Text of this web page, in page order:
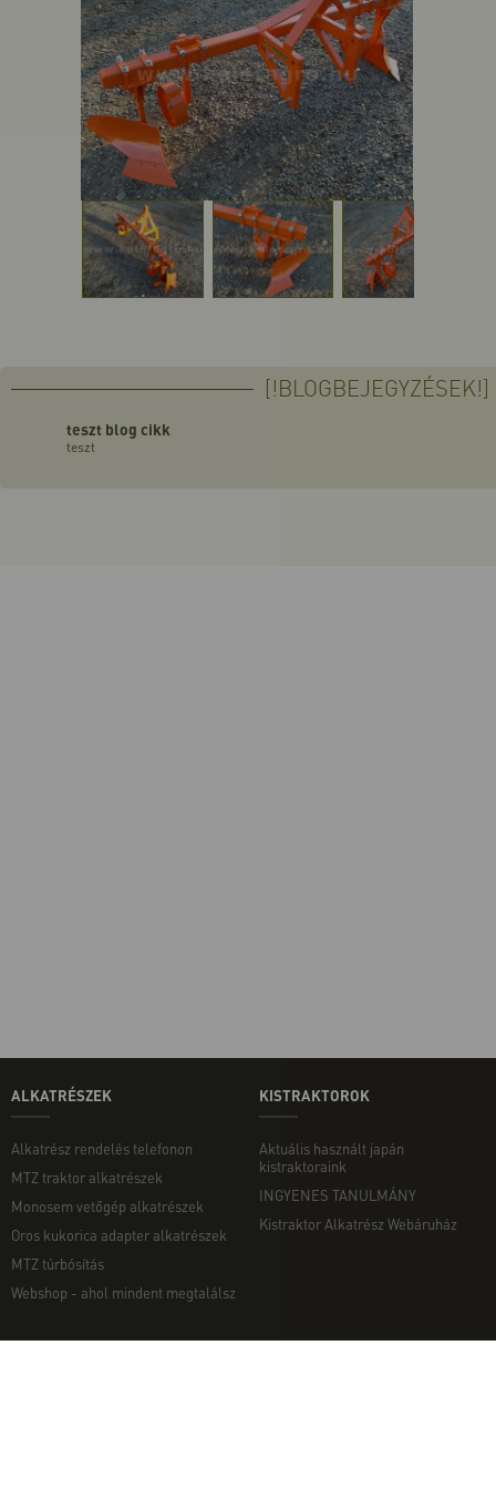
[!BLOGBEJEGYZÉSEK!]
teszt blog cikk
teszt
ALKATRÉSZEK
Alkatrész rendelés telefonon
MTZ traktor alkatrészek
Monosem vetőgép alkatrészek
Oros kukorica adapter alkatrészek
MTZ túrbósítás
Webshop - ahol mindent megtalálsz
KISTRAKTOROK
Aktuális használt japán
kistraktoraink
INGYENES TANULMÁNY
Kistraktor Alkatrész Webáruház